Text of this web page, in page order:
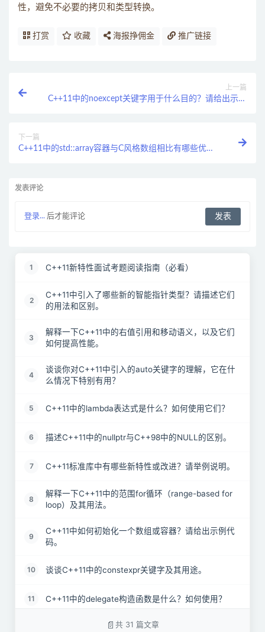
性，避免不必要的拷贝和类型转换。
打赏 收藏 海报挣佣金 推广链接
上一篇
C++11中的noexcept关键字用于什么目的？请给出示例
下一篇
C++11中的std::array容器与C风格数组相比有哪些优
发表评论
登录... 后才能评论
1 C++11新特性面试考题阅读指南（必看）
2
C++11中引入了哪些新的智能指针类型？请描述它们
的用法和区别。
3
解释一下C++11中的右值引用和移动语义，以及它们
如何提高性能。
4
谈谈你对C++11中引入的auto关键字的理解，它在什
么情况下特别有用？
5 C++11中的lambda表达式是什么？如何使用它们？
6 描述C++11中的nullptr与C++98中的NULL的区别。
7 C++11标准库中有哪些新特性或改进？请举例说明。
8
解释一下C++11中的范围for循环（range-based for
loop）及其用法。
9
C++11中如何初始化一个数组或容器？请给出示例代
码。
10 谈谈C++11中的constexpr关键字及其用途。
11 C++11中的delegate构造函数是什么？如何使用？
请解释C++11中的尾返回类型（trailing return type）
共 31 篇文章